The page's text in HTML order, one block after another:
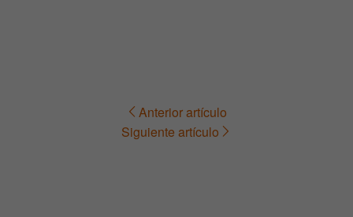
Navegación Anterior artículo
Siguiente artículo